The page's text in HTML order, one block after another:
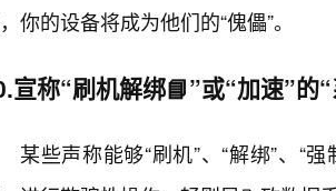
你的设备将成为他们的“傀儡”。
宣称“刷机解绑📘”或“加速”的
某些声称能够“刷机”、“解绑”、“